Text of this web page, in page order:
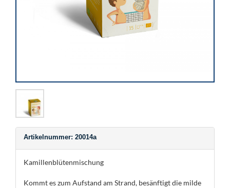
Artikelnummer: 20014a
Kamillenblütenmischung
Kommt es zum Aufstand am Strand, besänftigt die milde